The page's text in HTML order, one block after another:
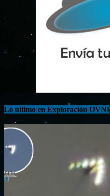
Lo último en Exploración OVNI